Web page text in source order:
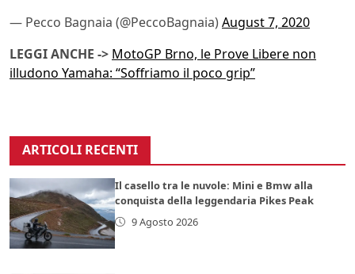
— Pecco Bagnaia (@PeccoBagnaia)August 7, 2020
LEGGI ANCHE -> MotoGP Brno, le Prove Libere non
illudono Yamaha: “Soffriamo il poco grip”
ARTICOLI RECENTI
Il casello tra le nuvole: Mini e Bmw alla
conquista della leggendaria Pikes Peak
9 Agosto 2026